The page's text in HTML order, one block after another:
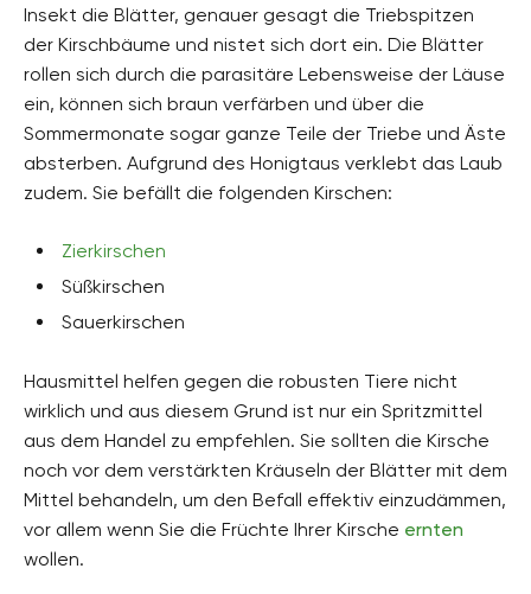
Insekt die Blätter, genauer gesagt die Triebspitzen
der Kirschbäume und nistet sich dort ein. Die Blätter
rollen sich durch die parasitäre Lebensweise der Läuse
ein, können sich braun verfärben und über die
Sommermonate sogar ganze Teile der Triebe und Äste
absterben. Aufgrund des Honigtaus verklebt das Laub
zudem. Sie befällt die folgenden Kirschen:
Zierkirschen
Süßkirschen
Sauerkirschen
Hausmittel helfen gegen die robusten Tiere nicht
wirklich und aus diesem Grund ist nur ein Spritzmittel
aus dem Handel zu empfehlen. Sie sollten die Kirsche
noch vor dem verstärkten Kräuseln der Blätter mit dem
Mittel behandeln, um den Befall effektiv einzudämmen,
vor allem wenn Sie die Früchte Ihrer Kirsche ernten
wollen.